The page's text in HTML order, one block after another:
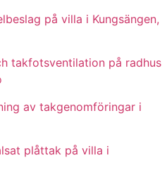
på villa i Kungsängen,
takfotsventilation på radhus
av takgenomföringar i
plåttak på villa i